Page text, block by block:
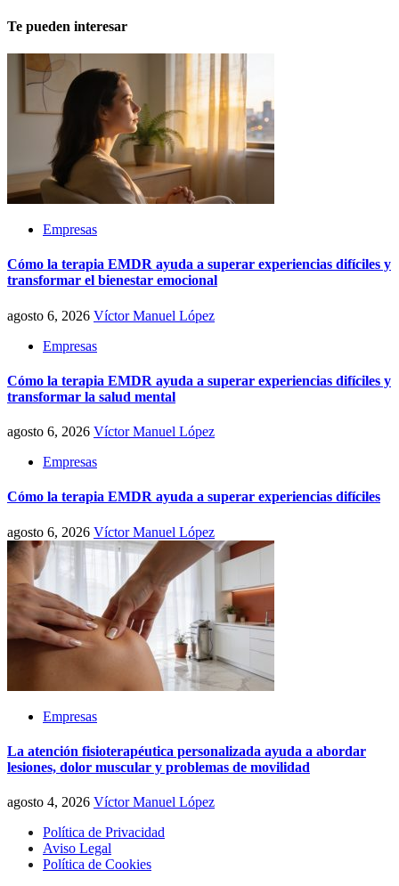
Te pueden interesar
Empresas
Cómo la terapia EMDR ayuda a superar experiencias difíciles y
transformar el bienestar emocional
agosto 6, 2026 Víctor Manuel López
Empresas
Cómo la terapia EMDR ayuda a superar experiencias difíciles y
transformar la salud mental
agosto 6, 2026 Víctor Manuel López
Empresas
Cómo la terapia EMDR ayuda a superar experiencias difíciles
agosto 6, 2026 Víctor Manuel López
Empresas
La atención fisioterapéutica personalizada ayuda a abordar
lesiones, dolor muscular y problemas de movilidad
agosto 4, 2026 Víctor Manuel López
Política de Privacidad
Aviso Legal
Política de Cookies